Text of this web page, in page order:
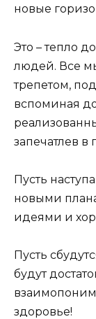
новые
Это – тепло
людей. Все
трепетом,
вспоминая
запечатлев в
Пусть
новыми
идеями и
Пусть
будут
здоровье!